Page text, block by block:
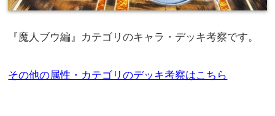
『魔人ブウ編』カテゴリのキャラ・デッキ考察です。
その他の属性・カテゴリのデッキ考察はこちら